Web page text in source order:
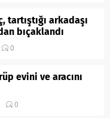
tartıştığı arkadaşı
bıçaklandı
0
evini ve aracını
0